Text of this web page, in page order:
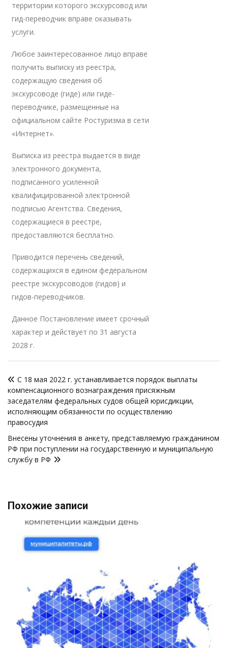
территории которого экскурсовод или
гид-переводчик вправе оказывать
услуги.
Любое заинтересованное лицо вправе
получить выписку из реестра,
содержащую сведения об
экскурсоводе (гиде) или гиде-
переводчике, размещенные на
официальном сайте Ростуризма в сети
«Интернет».
Выписка из реестра выдается в виде
электронного документа,
подписанного усиленной
квалифицированной электронной
подписью Агентства. Сведения,
содержащиеся в реестре,
предоставляются бесплатно.
Приводится перечень сведений,
содержащихся в едином федеральном
реестре экскурсоводов (гидов) и
гидов-переводчиков.
Данное Постановление имеет срочный
характер и действует по 31 августа
2028 г.
по
записям
С 18 мая 2022 г. устанавливается порядок выплаты
компенсационного вознаграждения присяжным
заседателям федеральных судов общей юрисдикции,
исполняющим обязанности по осуществлению
правосудия
Внесены уточнения в анкету, представляемую гражданином
РФ при поступлении на государственную и муниципальную
службу в РФ
Похожие записи